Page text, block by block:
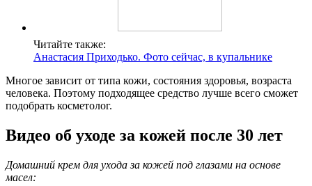
Читайте также:
Анастасия Приходько. Фото сейчас, в купальнике
Многое зависит от типа кожи, состояния здоровья, возраста
человека. Поэтому подходящее средство лучше всего сможет
подобрать косметолог.
Видео об уходе за кожей после 30 лет
Домашний крем для ухода за кожей под глазами на основе
масел: